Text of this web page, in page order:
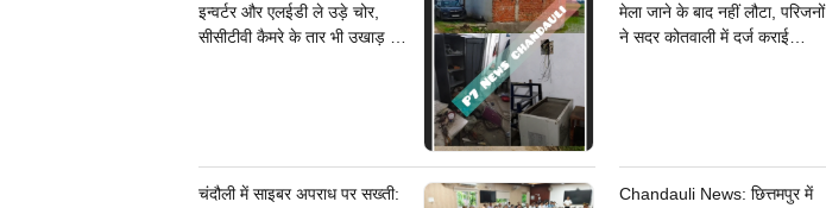
इन्वर्टर और एलईडी ले उड़े चोर,
सीसीटीवी कैमरे के तार भी उखाड़ ले
मेला जाने के बाद नहीं लौटा, परिजनों
ने सदर कोतवाली में दर्ज कराई
चंदौली में साइबर अपराध पर सख्ती:
Chandauli News: छित्तमपुर में